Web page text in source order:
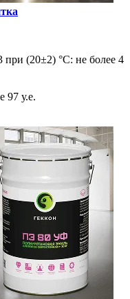
при (20±2) °С: не более 4
97 у.е.